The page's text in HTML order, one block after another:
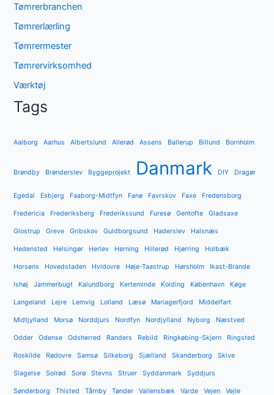
Tømrerbranchen
Tømrerlærling
Tømrermester
Tømrervirksomhed
Værktøj
Tags
Aalborg Aarhus Albertslund Allerød Assens Ballerup Billund Bornholm
Brøndby Brønderslev Byggeprojekt Danmark DIY Dragør
Egedal Esbjerg Faaborg-Midtfyn Fanø Favrskov Faxe Fredensborg
Fredericia Frederiksberg Frederikssund Furesø Gentofte Gladsaxe
Glostrup Greve Gribskov Guldborgsund Haderslev Halsnæs
Hedensted Helsingør Herlev Herning Hillerød Hjørring Holbæk
Horsens Hovedstaden Hvidovre Høje-Taastrup Hørsholm Ikast-Brande
Ishøj Jammerbugt Kalundborg Kerteminde Kolding København Køge
Langeland Lejre Lemvig Lolland Læsø Mariagerfjord Middelfart
Midtjylland Morsø Norddjurs Nordfyn Nordjylland Nyborg Næstved
Odder Odense Odsherred Randers Rebild Ringkøbing-Skjern Ringsted
Roskilde Rødovre Samsø Silkeborg Sjælland Skanderborg Skive
Slagelse Solrød Sorø Stevns Struer Syddanmark Syddjurs
Sønderborg Thisted Tårnby Tønder Vallensbæk Varde Vejen Vejle